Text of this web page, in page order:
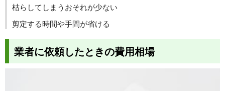
枯らしてしまうおそれが少ない
剪定する時間や手間が省ける
業者に依頼したときの費用相場